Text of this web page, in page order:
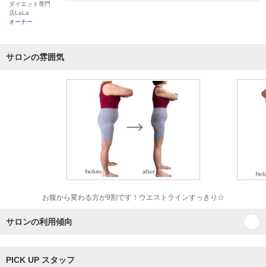
ダイエット専門
店LaLa
オーナー
サロンの雰囲気
お腹から変わる方が9割です！ウエストラインすっきり☆
サロンの利用傾向
PICK UP スタッフ